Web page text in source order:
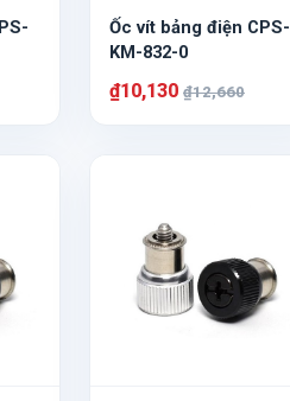
Ốc vít bảng điện CPS-
KM-832-0
₫10,130 ₫12,660